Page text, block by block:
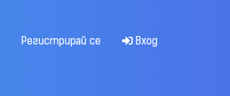
Регистрирай се Вход